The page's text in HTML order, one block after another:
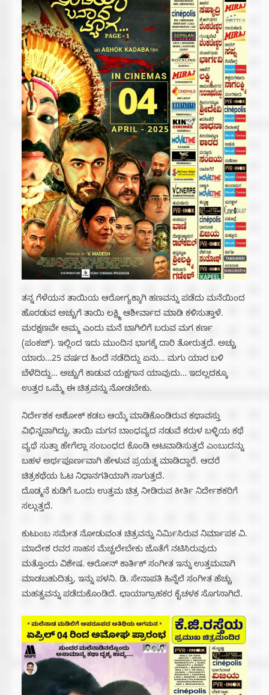
ತನ್ನ ಗೆಳೆಯನ ತಾಯಿಯ ಆರೋಗ್ಯಕ್ಕಾಗಿ ಹಣವನ್ನು ಪಡೆದು ಮನೆಯಿಂದ
ಹೊರಡುವ ಅಚ್ಚುಗೆ ತಾಯಿ ಲಕ್ಷ್ಮಿ ಆಶೀರ್ವಾದ ಮಾಡಿ ಕಳಿಸುತ್ತಾಳೆ.
ಮರಕ್ಷಣವೇ ಅಮ್ಮ ಎಂದು ಮನೆ ಬಾಗಿಲಿಗೆ ಬರುವ ಮಗ ಕರ್ಣ
(ಪಂಕಜ್). ಇಲ್ಲಿಂದ ಇದು ಮುಂದಿನ ಭಾಗಕ್ಕೆ ದಾರಿ ತೋರುತ್ತದೆ. ಅಚ್ಚು
ಯಾರು…25 ವರ್ಷದ ಹಿಂದೆ ನಡೆದಿದ್ದು ಏನು… ಮಗು ಯಾರ ಬಳಿ
ಬೆಳೆದಿದ್ದು… ಅಚ್ಚುಗೆ ಕಾಡುವ ಯಕ್ಷಗಾನ ಯಾವುದು… ಇದಲ್ಲದಕ್ಕೂ
ಉತ್ತರ ಒಮ್ಮೆ ಈ ಚಿತ್ರವನ್ನು ನೋಡಬೇಕು.
ನಿರ್ದೇಶಕ ಅಶೋಕ್ ಕಡಬ ಆಯ್ಕೆ ಮಾಡಿಕೊಂಡಿರುವ ಕಥಾವಸ್ತು
ವಿಭಿನ್ನವಾಗಿದ್ದು, ತಾಯಿ ಮಗನ ಬಾಂಧವ್ಯದ ನಡುವೆ ಕರುಳ ಬಳ್ಳಿಯ ಕಥೆ
ವ್ಯಥೆ ಸುತ್ತಾ ಹೇಗೆಲ್ಲಾ ಸಂಬಂಧದ ಕೊಂಡಿ ಆಟವಾಡಿಸುತ್ತದೆ ಎಂಬುದನ್ನು
ಬಹಳ ಅರ್ಥಪೂರ್ಣವಾಗಿ ಹೇಳುವ ಪ್ರಯತ್ನ ಮಾಡಿದ್ದಾರೆ. ಆದರೆ
ಚಿತ್ರಕಥೆಯ ಓಟ ನಿಧಾನಗತಿಯಾಗಿ ಸಾಗುತ್ತದೆ.
ದೊಡ್ಮನೆ ಕುಡಿಗೆ ಒಂದು ಉತ್ತಮ ಚಿತ್ರ ನೀಡಿರುವ ಕೀರ್ತಿ ನಿರ್ದೇಶಕರಿಗೆ
ಸಲ್ಲುತ್ತದೆ.
ಕುಟುಂಬ ಸಮೇತ ನೋಡುವಂತ ಚಿತ್ರವನ್ನು ನಿರ್ಮಿಸಿರುವ ನಿರ್ಮಾಪಕ ವಿ.
ಮಾದೇಶ ರವರ ಸಾಹಸ ಮೆಚ್ಚಲೇಬೇಕು ಜೊತೆಗೆ ನಟಿಸಿರುವುದು
ಮತ್ತೊಂದು ವಿಶೇಷ. ಆರೋನ್ ಕಾರ್ತಿಕ್ ಸಂಗೀತ ಇನ್ನು ಉತ್ತಮವಾಗಿ
ಮಾಡಬಹುದಿತ್ತು, ಇನ್ನು ಪಳನಿ. ಡಿ. ಸೇನಾಪತಿ ಹಿನ್ನೆಲೆ ಸಂಗೀತ ಹೆಚ್ಚು
ಮಹತ್ವವನ್ನು ಪಡೆದುಕೊಂಡಿದೆ. ಛಾಯಾಗ್ರಾಹಕರ ಕೈಚಳಕ ಸೊಗಸಾಗಿದೆ.